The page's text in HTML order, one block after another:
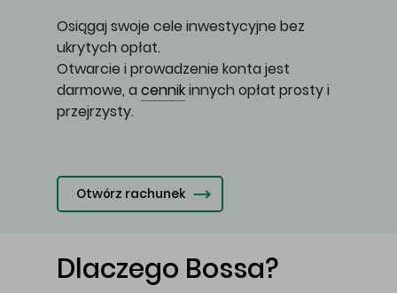
Osiągaj swoje cele inwestycyjne bez
ukrytych opłat.
Otwarcie i prowadzenie konta jest
darmowe, a cennikinnych opłat prosty i
przejrzysty.
Otwórz rachunek
Dlaczego Bossa?